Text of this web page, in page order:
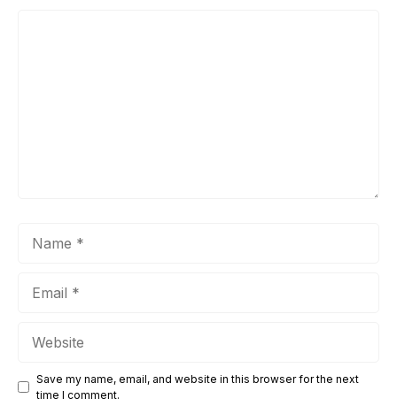
Save my name, email, and website in this browser for the next
time I comment.